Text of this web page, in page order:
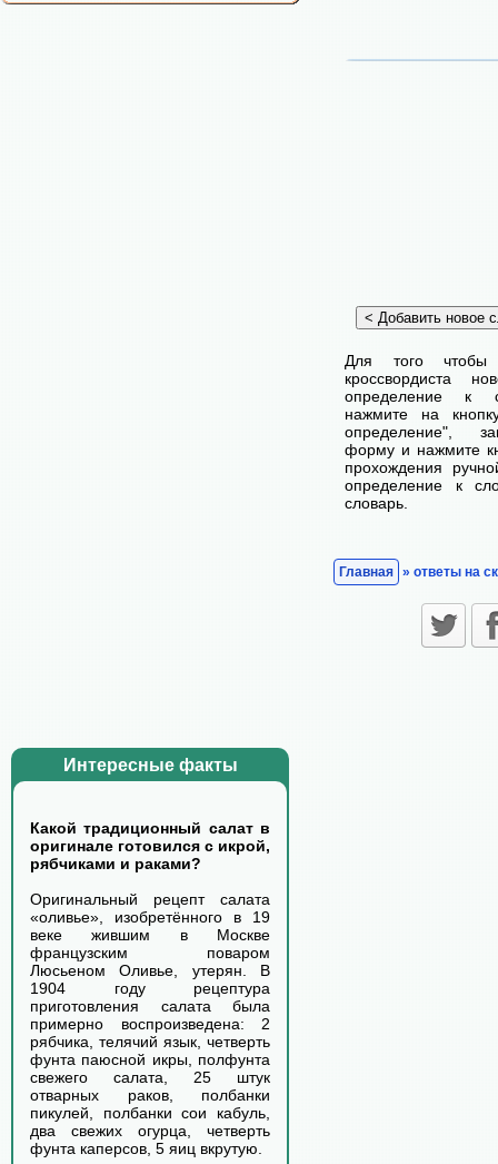
Интересные факты
Какой традиционный салат в
оригинале готовился с икрой,
рябчиками и раками?
Оригинальный рецепт салата
«оливье», изобретённого в 19
веке жившим в Москве
французским поваром
Люсьеном Оливье, утерян. В
1904 году рецептура
приготовления салата была
примерно воспроизведена: 2
рябчика, телячий язык, четверть
фунта паюсной икры, полфунта
свежего салата, 25 штук
отварных раков, полбанки
пикулей, полбанки сои кабуль,
два свежих огурца, четверть
фунта каперсов, 5 яиц вкрутую.
Для того чтобы
кроссвордиста
определение к
нажмите на
определение",
форму и нажмите
прохождения
определение к
словарь.
Главная » ответы на